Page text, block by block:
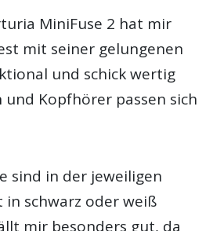
MiniFuse 2 hat mir
mit seiner gelungenen
und schick wertig
Kopfhörer passen sich
sind in der jeweiligen
schwarz oder weiß
mir besonders gut, da